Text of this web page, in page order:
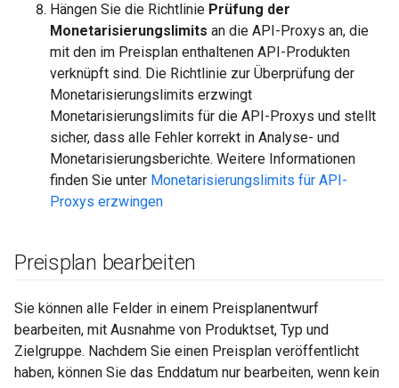
Hängen Sie die Richtlinie Prüfung der
Monetarisierungslimits an die API-Proxys an, die
mit den im Preisplan enthaltenen API-Produkten
verknüpft sind. Die Richtlinie zur Überprüfung der
Monetarisierungslimits erzwingt
Monetarisierungslimits für die API-Proxys und stellt
sicher, dass alle Fehler korrekt in Analyse- und
Monetarisierungsberichte. Weitere Informationen
finden Sie unter Monetarisierungslimits für API-
Proxys erzwingen
Preisplan bearbeiten
Sie können alle Felder in einem Preisplanentwurf
bearbeiten, mit Ausnahme von Produktset, Typ und
Zielgruppe. Nachdem Sie einen Preisplan veröffentlicht
haben, können Sie das Enddatum nur bearbeiten, wenn kein